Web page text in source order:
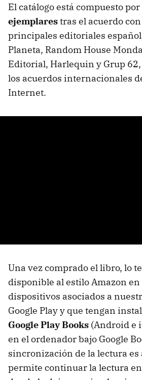
El catálogo está compuesto por
ejemplarestras el acuerdo
principales editoriales
Planeta, Random House
Editorial, Harlequin y Grup 62,
los acuerdos internacionales
Internet.
Una vez comprado el libro, lo
disponible al estilo Amazon en
dispositivos asociados a
Google Play y que tengan
Google Play Books (Android e
en el ordenador bajo Google
sincronización de la lectura es
permite continuar la lectura